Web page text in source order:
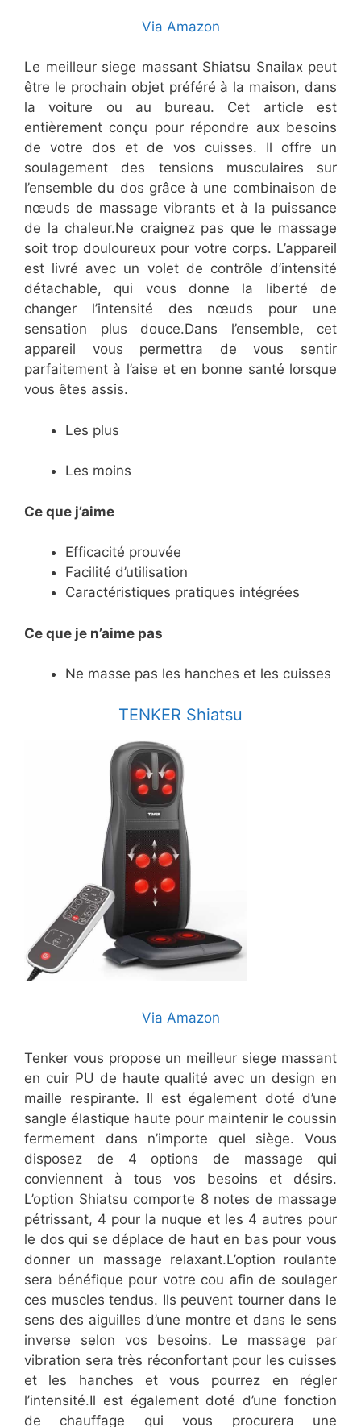
Via Amazon
Le meilleur siege massant Shiatsu Snailax peut
être le prochain objet préféré à la maison, dans
la voiture ou au bureau. Cet article est
entièrement conçu pour répondre aux besoins
de votre dos et de vos cuisses. Il offre un
soulagement des tensions musculaires sur
l’ensemble du dos grâce à une combinaison de
nœuds de massage vibrants et à la puissance
de la chaleur.Ne craignez pas que le massage
soit trop douloureux pour votre corps. L’appareil
est livré avec un volet de contrôle d’intensité
détachable, qui vous donne la liberté de
changer l’intensité des nœuds pour une
sensation plus douce.Dans l’ensemble, cet
appareil vous permettra de vous sentir
parfaitement à l’aise et en bonne santé lorsque
vous êtes assis.
Les plus
Les moins
Ce que j’aime
Efficacité prouvée
Facilité d’utilisation
Caractéristiques pratiques intégrées
Ce que je n’aime pas
Ne masse pas les hanches et les cuisses
TENKER Shiatsu
Via Amazon
Tenker vous propose un meilleur siege massant
en cuir PU de haute qualité avec un design en
maille respirante. Il est également doté d’une
sangle élastique haute pour maintenir le coussin
fermement dans n’importe quel siège. Vous
disposez de 4 options de massage qui
conviennent à tous vos besoins et désirs.
L’option Shiatsu comporte 8 notes de massage
pétrissant, 4 pour la nuque et les 4 autres pour
le dos qui se déplace de haut en bas pour vous
donner un massage relaxant.L’option roulante
sera bénéfique pour votre cou afin de soulager
ces muscles tendus. Ils peuvent tourner dans le
sens des aiguilles d’une montre et dans le sens
inverse selon vos besoins. Le massage par
vibration sera très réconfortant pour les cuisses
et les hanches et vous pourrez en régler
l’intensité.Il est également doté d’une fonction
de chauffage qui vous procurera une